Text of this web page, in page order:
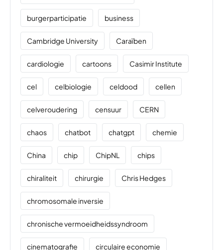
burgerparticipatie business
Cambridge University Caraïben
cardiologie cartoons Casimir Institute
cel celbiologie celdood cellen
celveroudering censuur CERN
chaos chatbot chatgpt chemie
China chip ChipNL chips
chiraliteit chirurgie Chris Hedges
chromosomale inversie
chronische vermoeidheidssyndroom
cinematografie circulaire economie